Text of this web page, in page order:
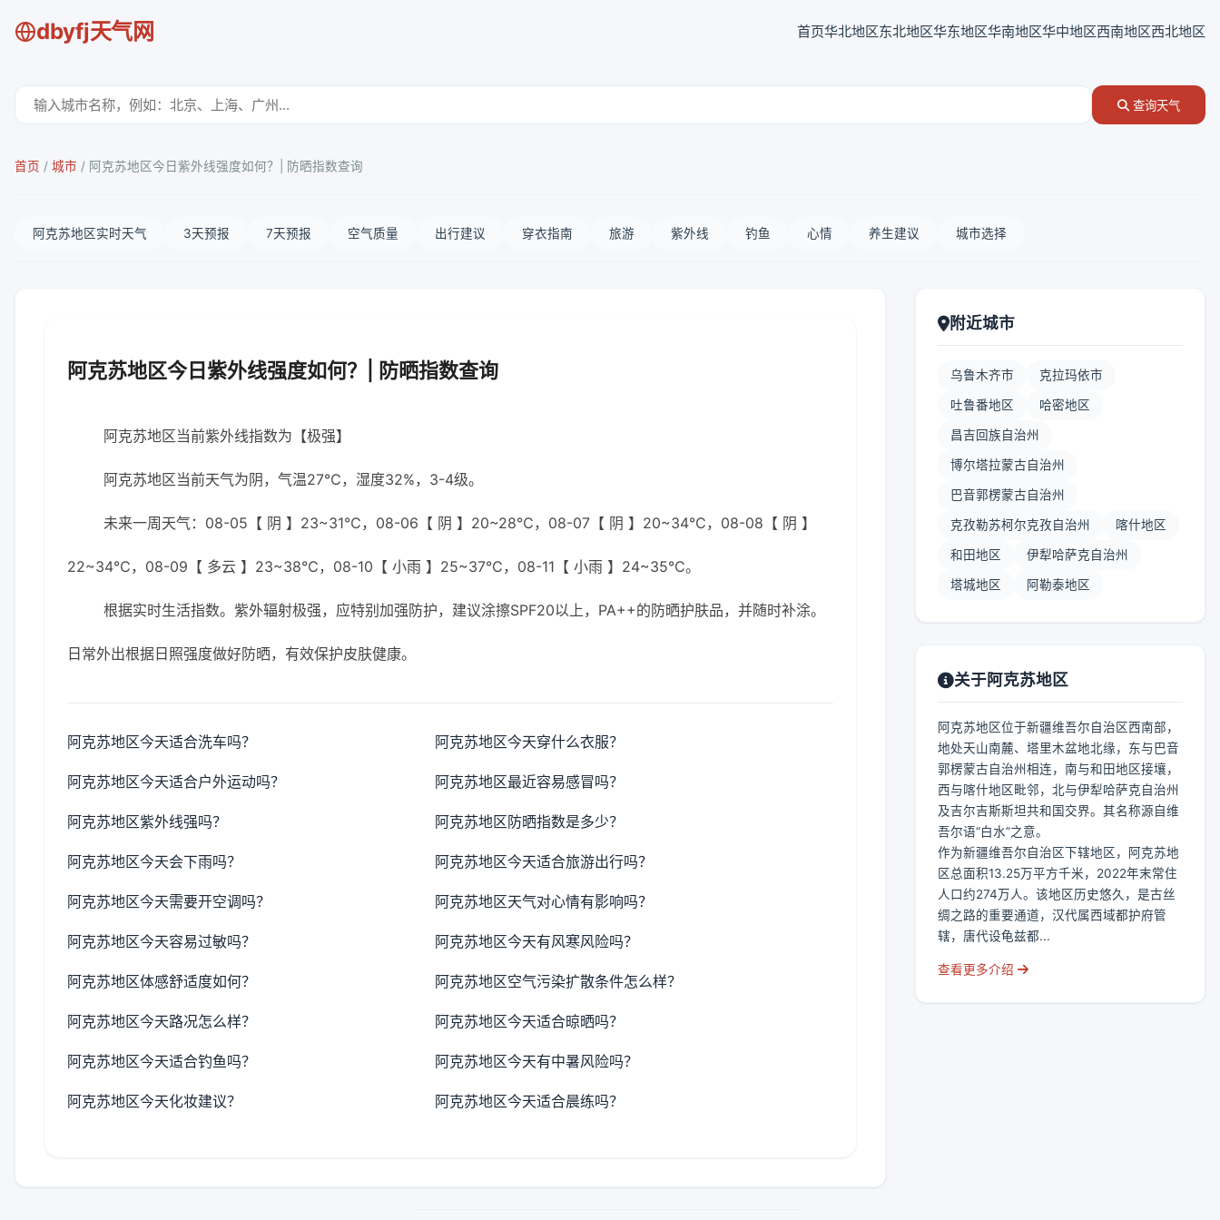
dbyfj天气网 首页华北地区东北地区华东地区华南地区华中地区西南地区西北地区
查询天气
首页 / 城市 / 阿克苏地区今日紫外线强度如何？| 防晒指数查询
阿克苏地区实时天气 3天预报 7天预报 空气质量 出行建议 穿衣指南 旅游 紫外线 钓鱼 心情 养生建议 城市选择
阿克苏地区今日紫外线强度如何？| 防晒指数查询
阿克苏地区当前紫外线指数为【极强】
阿克苏地区当前天气为阴，气温27℃，湿度32%，3-4级。
未来一周天气：08-05【 阴 】23~31℃，08-06【 阴 】20~28℃，08-07【 阴 】20~34℃，08-08【 阴 】
22~34℃，08-09【 多云 】23~38℃，08-10【 小雨 】25~37℃，08-11【 小雨 】24~35℃。
根据实时生活指数。紫外辐射极强，应特别加强防护，建议涂擦SPF20以上，PA++的防晒护肤品，并随时补涂。
日常外出根据日照强度做好防晒，有效保护皮肤健康。
阿克苏地区今天适合洗车吗？ 阿克苏地区今天穿什么衣服？
阿克苏地区今天适合户外运动吗？ 阿克苏地区最近容易感冒吗？
阿克苏地区紫外线强吗？ 阿克苏地区防晒指数是多少？
阿克苏地区今天会下雨吗？ 阿克苏地区今天适合旅游出行吗？
阿克苏地区今天需要开空调吗？ 阿克苏地区天气对心情有影响吗？
阿克苏地区今天容易过敏吗？ 阿克苏地区今天有风寒风险吗？
阿克苏地区体感舒适度如何？ 阿克苏地区空气污染扩散条件怎么样？
阿克苏地区今天路况怎么样？ 阿克苏地区今天适合晾晒吗？
阿克苏地区今天适合钓鱼吗？ 阿克苏地区今天有中暑风险吗？
阿克苏地区今天化妆建议？ 阿克苏地区今天适合晨练吗？
附近城市
乌鲁木齐市 克拉玛依市
吐鲁番地区 哈密地区
昌吉回族自治州
博尔塔拉蒙古自治州
巴音郭楞蒙古自治州
克孜勒苏柯尔克孜自治州 喀什地区
和田地区 伊犁哈萨克自治州
塔城地区 阿勒泰地区
关于阿克苏地区
阿克苏地区位于新疆维吾尔自治区西南部，
地处天山南麓、塔里木盆地北缘，东与巴音
郭楞蒙古自治州相连，南与和田地区接壤，
西与喀什地区毗邻，北与伊犁哈萨克自治州
及吉尔吉斯斯坦共和国交界。其名称源自维
吾尔语“白水”之意。
作为新疆维吾尔自治区下辖地区，阿克苏地
区总面积13.25万平方千米，2022年末常住
人口约274万人。该地区历史悠久，是古丝
绸之路的重要通道，汉代属西域都护府管
辖，唐代设龟兹都...
查看更多介绍